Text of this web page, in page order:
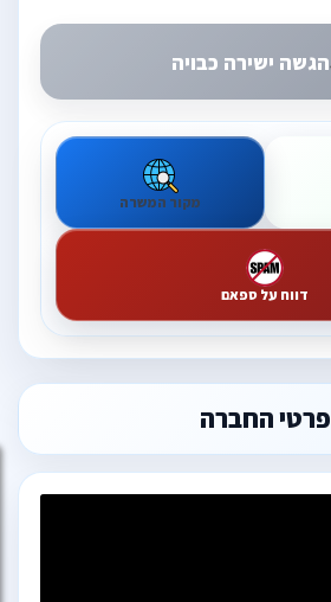
הגשה ישירה כבויה
מקור המשרה
דווח על ספאם
פרטי החברה